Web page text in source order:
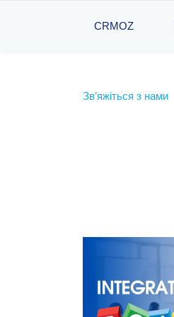
CRMOZ
Зв’яжіться з нами